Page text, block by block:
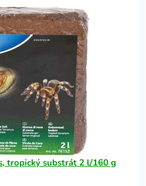
tropický substrát 2 l/160 g